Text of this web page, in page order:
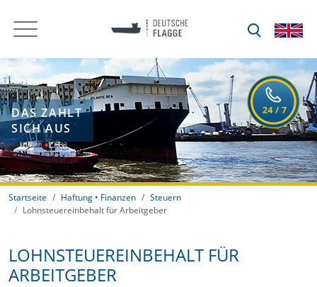
DAS ZAHLT
SICH AUS
Startseite Haftung • Finanzen
Steuern
Lohnsteuereinbehalt für Arbeitgeber
LOHNSTEUEREINBEHALT FÜR
ARBEITGEBER